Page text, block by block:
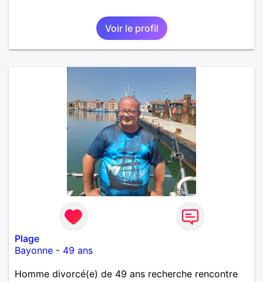
Voir le profil
Plage
Bayonne - 49 ans
Homme divorcé(e) de 49 ans recherche rencontre